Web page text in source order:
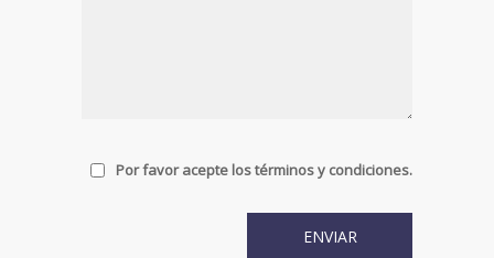
Por favor acepte los términos y condiciones.